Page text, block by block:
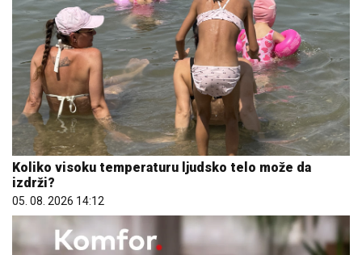
Koliko visoku temperaturu ljudsko telo može da
izdrži?
05. 08. 2026 14:12